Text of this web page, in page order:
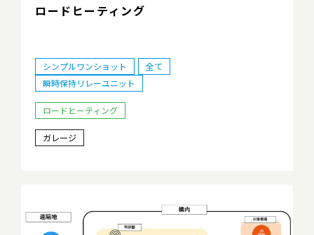
ロードヒーティング
シンプルワンショット
全て
瞬時保持リレーユニット
ロードヒーティング
ガレージ